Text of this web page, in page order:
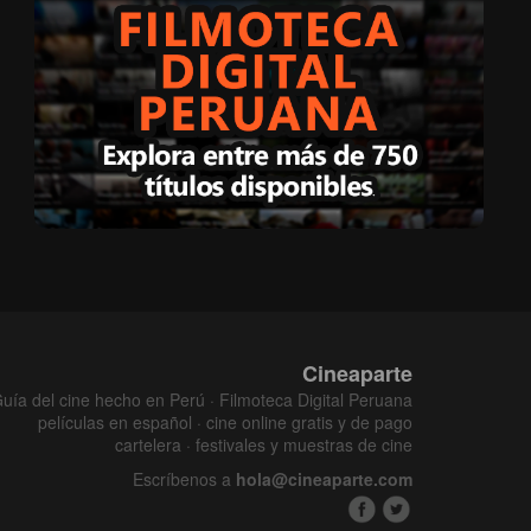
Cineaparte
del cine hecho en Perú · Filmoteca Digital Peruana
películas en español · cine online gratis y de pago
cartelera · festivales y muestras de cine
Escríbenos a hola@cineaparte.com